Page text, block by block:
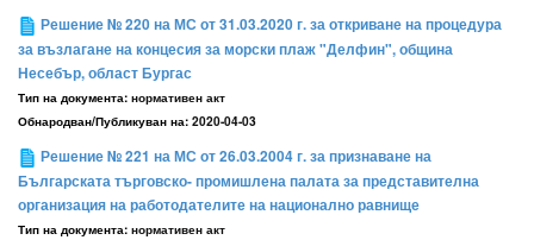
Решение № 220 на МС от 31.03.2020 г. за откриване на процедура
за възлагане на концесия за морски плаж "Делфин", община
Несебър, област Бургас
Тип на документа: нормативен акт
Обнародван/Публикуван на: 2020-04-03
Решение № 221 на МС от 26.03.2004 г. за признаване на
Българската търговско- промишлена палата за представителна
организация на работодателите на национално равнище
Тип на документа: нормативен акт